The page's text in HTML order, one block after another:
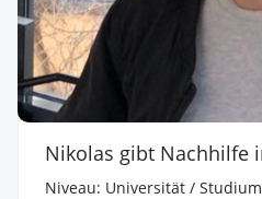
Niveau: Universität / Studium